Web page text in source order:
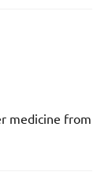
medicine from